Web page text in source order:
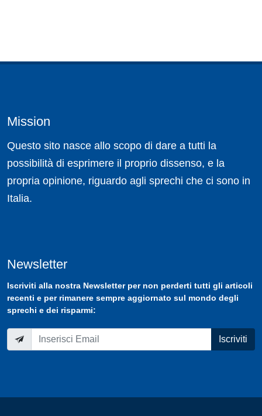
Mission
Questo sito nasce allo scopo di dare a tutti la
possibilità di esprimere il proprio dissenso, e la
propria opinione, riguardo agli sprechi che ci sono in
Italia.
Newsletter
Iscriviti alla nostra Newsletterper non perderti tutti gli articoli
recenti e per rimanere sempre aggiornato sul mondo degli
sprechi e dei risparmi:
Iscriviti